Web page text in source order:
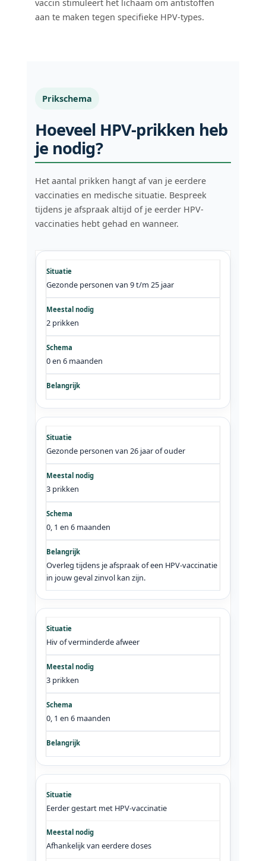
vaccin stimuleert het lichaam om antistoffen
aan te maken tegen specifieke HPV-types.
Prikschema
Hoeveel HPV-prikken heb
je nodig?
Het aantal prikken hangt af van je eerdere
vaccinaties en medische situatie. Bespreek
tijdens je afspraak altijd of je eerder HPV-
vaccinaties hebt gehad en wanneer.
Gezonde personen van 9 t/m 25 jaar
2 prikken
0 en 6 maanden
Gezonde personen van 26 jaar of ouder
3 prikken
0, 1 en 6 maanden
Overleg tijdens je afspraak of een HPV-vaccinatie
in jouw geval zinvol kan zijn.
Hiv of verminderde afweer
3 prikken
0, 1 en 6 maanden
Eerder gestart met HPV-vaccinatie
Afhankelijk van eerdere doses